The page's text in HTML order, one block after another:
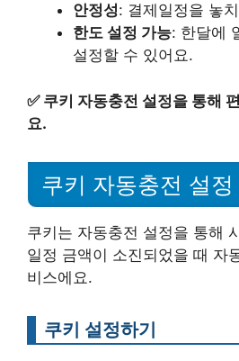
안정성: 결제일정을 놓
한도 설정 가능: 한달에
설정할 수 있어요.
✅ 쿠키 자동충전 설정을 통해
요.
쿠키 자동충전 설정
쿠키는 자동충전 설정을 통해
일정 금액이 소진되었을 때 자
비스에요.
쿠키 설정하기